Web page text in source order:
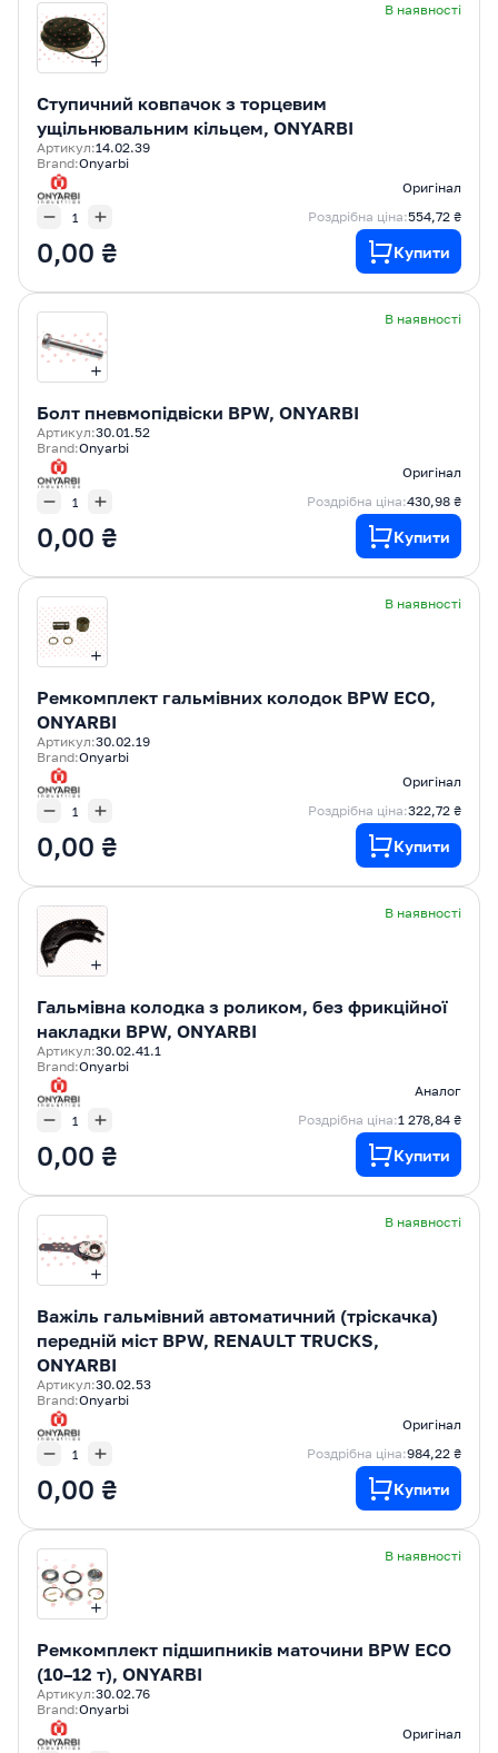
В наявності
Ступичний ковпачок з торцевим
ущільнювальним кільцем, ONYARBI
Артикул:14.02.39
Brand:Onyarbi
Оригінал
Роздрібна ціна:554,72 ₴
0,00 ₴ Купити
В наявності
Болт пневмопідвіски BPW, ONYARBI
Артикул:30.01.52
Brand:Onyarbi
Оригінал
Роздрібна ціна:430,98 ₴
0,00 ₴ Купити
В наявності
Ремкомплект гальмівних колодок BPW ECO,
ONYARBI
Артикул:30.02.19
Brand:Onyarbi
Оригінал
Роздрібна ціна:322,72 ₴
0,00 ₴ Купити
В наявності
Гальмівна колодка з роликом, без фрикційної
накладки BPW, ONYARBI
Артикул:30.02.41.1
Brand:Onyarbi
Аналог
Роздрібна ціна:1 278,84 ₴
0,00 ₴ Купити
В наявності
Важіль гальмівний автоматичний (тріскачка)
передній міст BPW, RENAULT TRUCKS,
ONYARBI
Артикул:30.02.53
Brand:Onyarbi
Оригінал
Роздрібна ціна:984,22 ₴
0,00 ₴ Купити
В наявності
Ремкомплект підшипників маточини BPW ECO
(10–12 т), ONYARBI
Артикул:30.02.76
Brand:Onyarbi
Оригінал